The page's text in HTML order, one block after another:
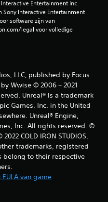
Entertainment Inc.
Interactive Entertainment
software zijn van
legal voor volledige
LLC, published by Focus
Wwise © 2006 – 2021
Unreal® is a trademark
Games, Inc. in the United
Unreal® Engine,
Inc. All rights reserved. ©
COLD IRON STUDIOS,
trademarks, registered
belong to their respective
van game